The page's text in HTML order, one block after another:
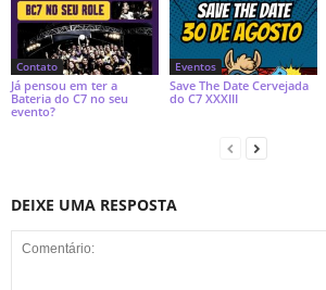
Contato
Já pensou em ter a
Bateria do C7 no seu
evento?
Eventos
Save The Date Cervejada
do C7 XXXIII
DEIXE UMA RESPOSTA